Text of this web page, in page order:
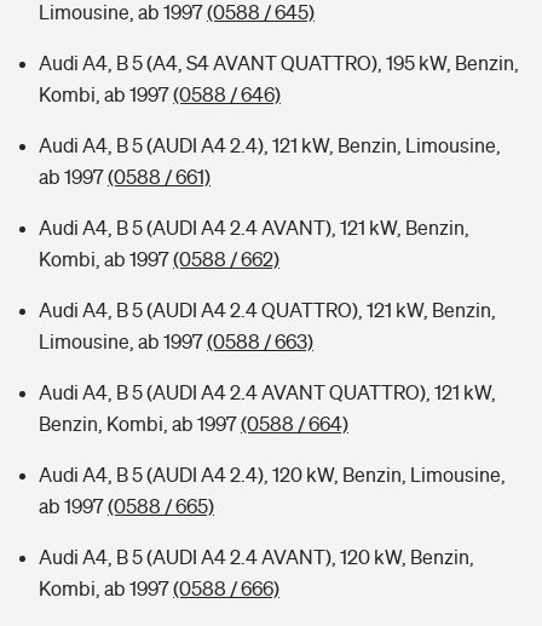
Limousine, ab 1997(0588 / 645)
Audi A4, B 5 (A4, S4 AVANT QUATTRO), 195 kW, Benzin,
Kombi, ab 1997(0588 / 646)
Audi A4, B 5 (AUDI A4 2.4), 121 kW, Benzin, Limousine,
ab 1997(0588 / 661)
Audi A4, B 5 (AUDI A4 2.4 AVANT), 121 kW, Benzin,
Kombi, ab 1997(0588 / 662)
Audi A4, B 5 (AUDI A4 2.4 QUATTRO), 121 kW, Benzin,
Limousine, ab 1997(0588 / 663)
Audi A4, B 5 (AUDI A4 2.4 AVANT QUATTRO), 121 kW,
Benzin, Kombi, ab 1997(0588 / 664)
Audi A4, B 5 (AUDI A4 2.4), 120 kW, Benzin, Limousine,
ab 1997(0588 / 665)
Audi A4, B 5 (AUDI A4 2.4 AVANT), 120 kW, Benzin,
Kombi, ab 1997(0588 / 666)